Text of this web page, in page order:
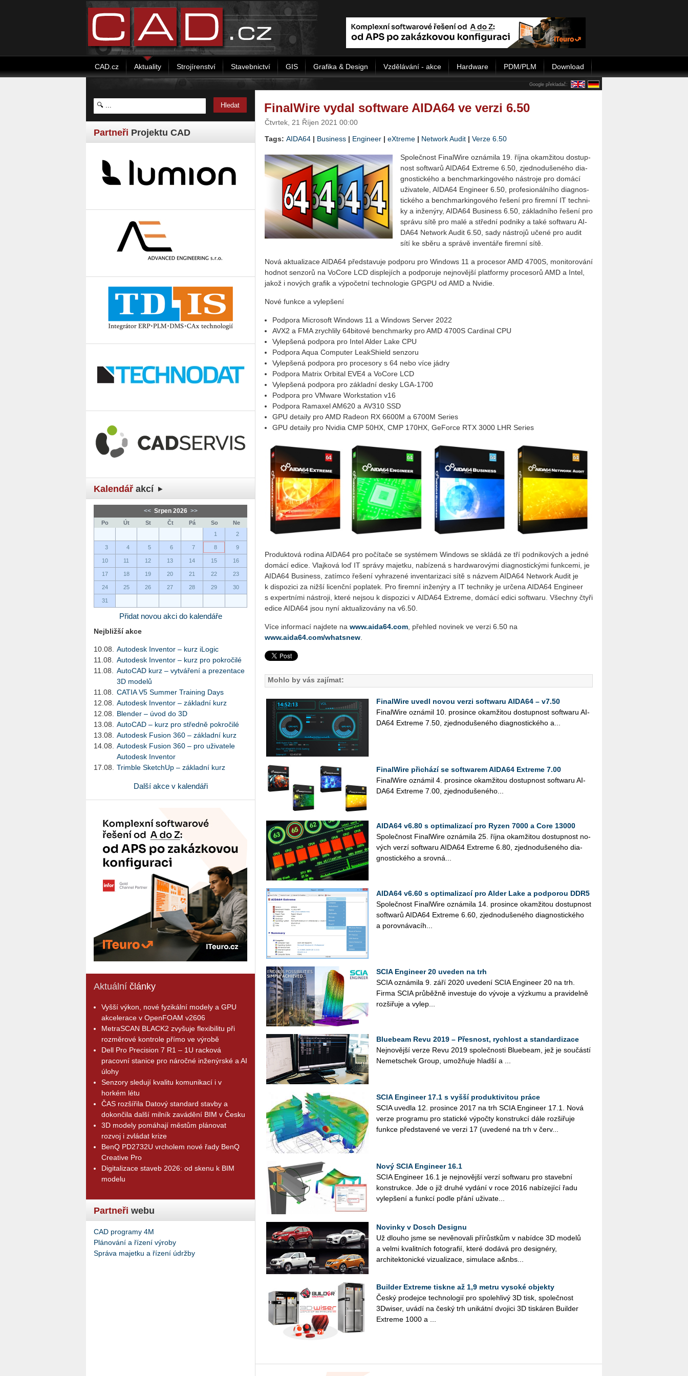
CAD.cz Aktuality Strojírenství Stavebnictví GIS Grafika & Design Vzdělávání - akce Hardware PDM/PLM Download
Google překladač:
Partneři Projektu CAD
Kalendář akcí
<< Srpen 2026 >>
Po Út St Čt Pá So
Ne
1
2
3 4 5 6 7 8 9
10 11 12 13 14 15 16
17 18 19 20 21 22 23
24 25 26 27 28 29 30
31
Přidat novou akci do kalendáře
Nejbližší akce
10.08.
Autodesk Inventor – kurz iLogic
11.08.
Autodesk Inventor – kurz pro pokročilé
11.08.
AutoCAD kurz – vytváření a prezentace
3D modelů
11.08.
CATIA V5 Summer Training Days
12.08.
Autodesk Inventor – základní kurz
12.08.
Blender – úvod do 3D
13.08.
AutoCAD – kurz pro středně pokročilé
13.08.
Autodesk Fusion 360 – základní kurz
14.08.
Autodesk Fusion 360 – pro uživatele
Autodesk Inventor
17.08.
Trimble SketchUp – základní kurz
Další akce v kalendáři
Aktuální články
Vyšší výkon, nové fyzikální modely a GPU
akcelerace v OpenFOAM v2606
MetraSCAN BLACK2 zvyšuje flexibilitu při
rozměrové kontrole přímo ve výrobě
Dell Pro Precision 7 R1 – 1U racková
pracovní stanice pro náročné inženýrské a AI
úlohy
Senzory sledují kvalitu komunikací i v
horkém létu
ČAS rozšířila Datový standard stavby a
dokončila další milník zavádění BIM v Česku
3D modely pomáhají městům plánovat
rozvoj i zvládat krize
BenQ PD2732U vrcholem nové řady BenQ
Creative Pro
Digitalizace staveb 2026: od skenu k BIM
modelu
Partneři webu
CAD programy 4M
Plánování a řízení výroby
Správa majetku a řízení údržby
FinalWire vydal software AIDA64 ve verzi 6.50
Čtvrtek, 21 Říjen 2021 00:00
Tags: AIDA64 | Business | Engineer | eXtreme | Network Audit | Verze 6.50
Spo­leč­nost Fi­na­lWi­re ozná­mi­la 19. října oka­mži­tou do­stup­
nost soft­wa­rů AI­DA­64 Ex­tre­me 6.50, zjed­no­du­še­né­ho di­a­
gnos­tic­ké­ho a ben­chmar­kin­go­vé­ho ná­stro­je pro do­má­cí
uži­va­te­le, AI­DA­64 En­gi­neer 6.50, pro­fe­si­o­nál­ní­ho di­a­gnos­
tic­ké­ho a ben­chmar­kin­go­vé­ho ře­še­ní pro fi­rem­ní IT tech­ni­
ky a in­že­ný­ry, AI­DA­64 Busi­ness 6.50, zá­klad­ní­ho ře­še­ní pro
sprá­vu sítě pro malé a střed­ní pod­ni­ky a také soft­wa­ru AI­
DA­64 Ne­twork Audit 6.50, sady ná­stro­jů učené pro audit
sítí ke sběru a sprá­vě in­ven­tá­ře fi­rem­ní sítě.
Nová ak­tu­a­li­za­ce AI­DA­64 před­sta­vu­je pod­po­ru pro Win­dows 11 a pro­ce­sor AMD 4700S, mo­ni­to­ro­vá­ní
hod­not sen­zo­rů na Vo­Co­re LCD dis­ple­jích a pod­po­ru­je nej­no­věj­ší plat­for­my pro­ce­so­rů AMD a Intel,
jakož i no­vých gra­fik a vý­po­čet­ní tech­no­lo­gie GPGPU od AMD a Nvi­die.
Nové funkce a vylepšení
Podpora Microsoft Windows 11 a Windows Server 2022
AVX2 a FMA zrychlily 64bitové benchmarky pro AMD 4700S Cardinal CPU
Vylepšená podpora pro Intel Alder Lake CPU
Podpora Aqua Computer LeakShield senzoru
Vylepšená podpora pro procesory s 64 nebo více jádry
Podpora Matrix Orbital EVE4 a VoCore LCD
Vylepšená podpora pro základní desky LGA-1700
Podpora pro VMware Workstation v16
Podpora Ramaxel AM620 a AV310 SSD
GPU detaily pro AMD Radeon RX 6600M a 6700M Series
GPU detaily pro Nvidia CMP 50HX, CMP 170HX, GeForce RTX 3000 LHR Series
Pro­duk­to­vá ro­di­na AI­DA­64 pro po­čí­ta­če se sys­té­mem Win­dows se sklá­dá ze tří pod­ni­ko­vých a jedné
do­má­cí edice. Vlaj­ko­vá loď IT sprá­vy ma­jet­ku, na­bí­ze­ná s hard­wa­ro­vý­mi di­a­gnos­tic­ký­mi funk­ce­mi, je
AI­DA­64 Busi­ness, za­tím­co ře­še­ní vy­hra­ze­né in­ven­ta­ri­za­ci sítě s ná­zvem AI­DA­64 Ne­twork Audit je
k dis­po­zi­ci za nižší li­cenč­ní po­pla­tek. Pro fi­rem­ní in­že­ný­ry a IT tech­ni­ky je ur­če­na AI­DA­64 En­gi­neer
s ex­pert­ní­mi ná­stro­ji, které nejsou k dis­po­zi­ci v AI­DA­64 Ex­tre­me, do­má­cí edici soft­wa­ru. Všech­ny čtyři
edice AI­DA­64 jsou nyní ak­tu­a­li­zo­vá­ny na v6.50.
Více informací najdete na www.aida64.com , přehled novinek ve verzi 6.50 na
www.aida64.com/whatsnew
Mohlo by vás zajímat:
Fi­nal­Wi­re uvedl novou verzi softwaru AIDA64 – v7.50
Fi­nal­Wi­re ozná­mil 10. pro­sin­ce oka­mži­tou do­stup­nost soft­wa­ru AI­
DA­64 Ex­tre­me 7.50, zjed­no­du­še­né­ho di­a­gnos­tic­ké­ho a...
FinalWire přichází se softwarem AIDA64 Extreme 7.00
Fi­na­lWi­re ozná­mil 4. pro­sin­ce oka­mži­tou do­stup­nost soft­wa­ru AI­
DA­64 Ex­tre­me 7.00, zjed­no­du­še­né­ho...
AIDA64 v6.80 s optimalizací pro Ryzen 7000 a Core 13000
Spo­leč­nost Fi­na­lWi­re ozná­mi­la 25. října oka­mži­tou do­stup­nost no­
vých verzí soft­wa­ru AI­DA­64 Ex­tre­me 6.80, zjed­no­du­še­né­ho di­a­
gnos­tic­ké­ho a srov­ná­...
AIDA64 v6.60 s optimalizací pro Alder Lake a podporou DDR5
Spo­leč­nost Fi­na­lWi­re ozná­mi­la 14. pro­sin­ce oka­mži­tou do­stup­nost
soft­wa­rů AI­DA­64 Ex­tre­me 6.60, zjed­no­du­še­né­ho di­a­gnos­tic­ké­ho
a po­rov­ná­va­cí­h...
SCIA En­gi­neer 20 uveden na trh
SCIA ozná­mi­la 9. září 2020 uve­de­ní SCIA En­gi­neer 20 na trh.
Firma SCIA prů­běž­ně in­ves­tu­je do vý­vo­je a vý­zku­mu a pra­vi­del­ně
roz­ši­řu­je a vy­lep...
Bluebeam Revu 2019 – Přesnost, rychlost a standardizace
Nej­no­věj­ší verze Revu 2019 spo­leč­nos­ti Blu­e­be­am, jež je sou­čás­tí
Ne­met­s­chek Group, umo­ž­ňu­je hlad­ší a ...
SCIA Engineer 17.1 s vyšší produktivitou práce
SCIA uvedla 12. prosince 2017 na trh SCIA Engineer 17.1. Nová
verze programu pro statické výpočty konstrukcí dále rozšiřuje
funkce představené ve verzi 17 (uvedené na trh v červ...
Nový SCIA Engineer 16.1
SCIA Engineer 16.1 je nejnovější verzí softwaru pro stavební
konstrukce. Jde o již druhé vydání v roce 2016 nabízející řadu
vylepšení a funkcí podle přání uživate...
Novinky v Dosch Designu
Už dlouho jsme se nevěnovali přírůstkům v nabídce 3D modelů
a velmi kvalitních fotografií, které dodává pro designéry,
architektonické vizualizace, simulace a&nbs...
Builder Extreme tiskne až 1,9 metru vysoké objekty
Český prodejce technologií pro spolehlivý 3D tisk, společnost
3Dwiser, uvádí na český trh unikátní dvojici 3D tiskáren Builder
Extreme 1000 a ...